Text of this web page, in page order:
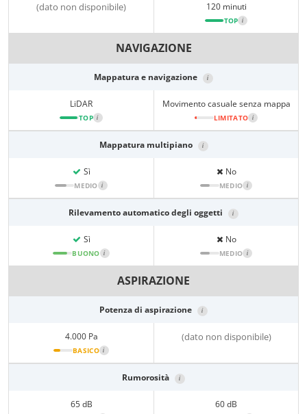
(dato non disponibile) 120 minuti
TOP i
NAVIGAZIONE
Mappatura e navigazione i
LiDAR
TOP i
Movimento casuale senza mappa
LIMITATO i
Mappatura multipiano i
Sì
MEDIO i
No
MEDIO i
Rilevamento automatico degli oggetti i
Sì
BUONO i
No
MEDIO i
ASPIRAZIONE
Potenza di aspirazione i
4.000 Pa
BASICO i
(dato non disponibile)
Rumorosità i
65 dB 60 dB